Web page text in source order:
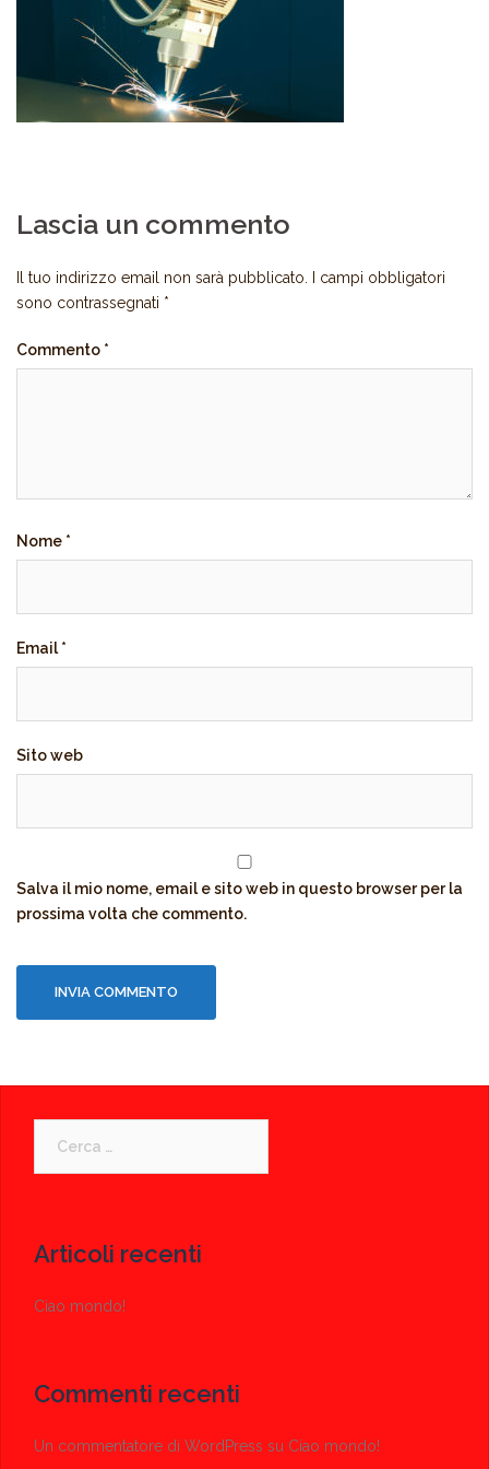
Lascia un commento
Il tuo indirizzo email non sarà pubblicato.
I campi obbligatori
sono contrassegnati *
Commento *
Nome *
Email*
Sito web
Salva il mio nome, email e sito web in questo browser per la
prossima volta che commento.
per:
Articoli recenti
Ciao mondo!
Commenti recenti
Un commentatore di WordPress su Ciao mondo!